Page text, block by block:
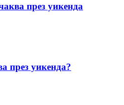
през уикенда
през уикенда?